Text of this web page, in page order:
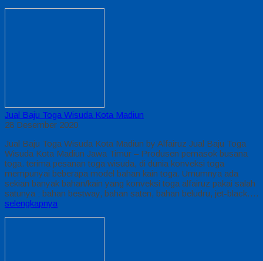
Jual Baju Toga Wisuda Kota Madiun
28 Desember 2020
Jual Baju Toga Wisuda Kota Madiun by Alfairuz Jual Baju Toga
Wisuda Kota Madiun Jawa Timur – Produsen pemasok busana
toga. terima pesanan toga wisuda, di dunia konveksi toga
mempunyai beberapa model bahan kain toga. Umumnya ada
sekian banyak bahan/kain yang konveksi toga alfairuz pakai salah
satunya : bahan bestway, bahan saten, bahan beludru, jet-black….
selengkapnya